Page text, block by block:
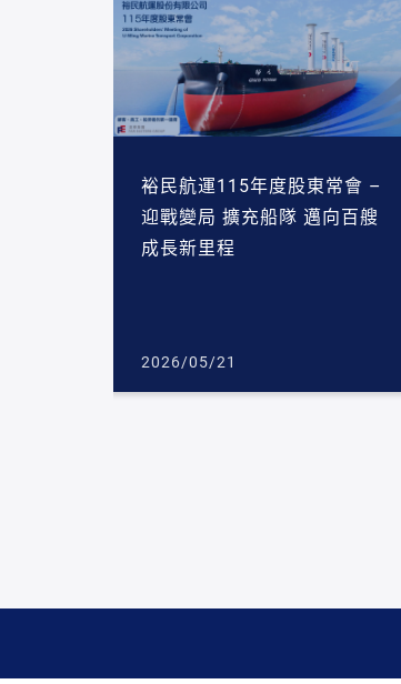
裕民航運115年度股東常會 –
迎戰變局 擴充船隊 邁向百艘
成長新里程
2026/05/21